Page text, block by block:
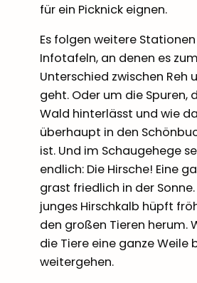
für ein Picknick eignen.
Es folgen weitere
Infotafeln, an denen es
Unterschied zwischen Reh
geht. Oder um die Spuren,
Wald hinterlässt und wie
überhaupt in den
ist. Und im Schaugehege
endlich: Die Hirsche! Eine
grast friedlich in der
junges Hirschkalb hüpft
den großen Tieren herum.
die Tiere eine ganze Weile
weitergehen.